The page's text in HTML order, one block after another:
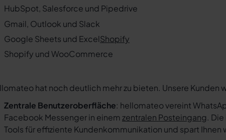
HubSpot, Salesforce und Pipedrive
Gmail, Outlook und Slack
Google Sheets und ExcelShopify
Shopify und WooCommerce
hat noch deutlich mehr zu bieten. Unsere Kunden
Zentrale Benutzeroberfläche: hellomateo vereint
Facebook Messenger in einem zentralen Posteingang.
Tools für effiziente Kundenkommunikation und spart Ihnen